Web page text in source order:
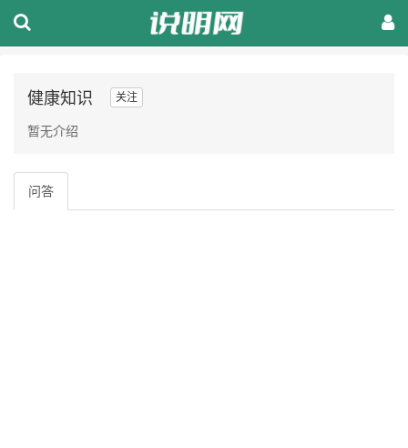
健康知识 关注
暂无介绍
问答